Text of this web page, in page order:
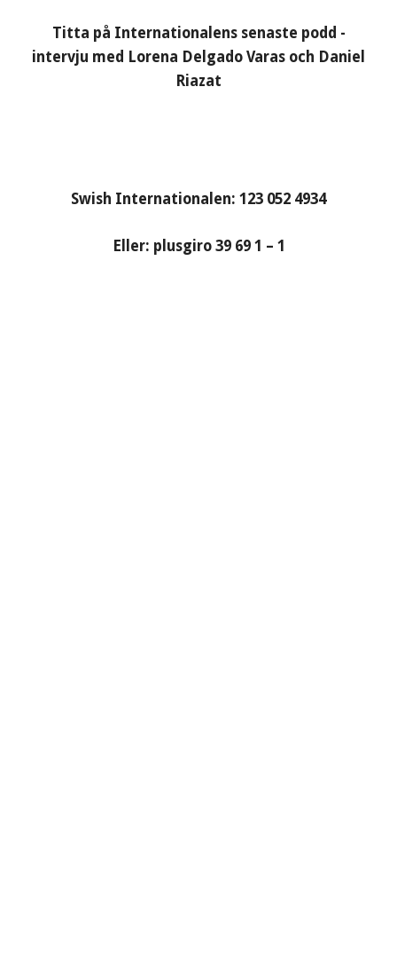
Titta på Internationalens senaste podd -
intervju med Lorena Delgado Varas och Daniel
Riazat
Swish Internationalen: 123 052 4934
Eller: plusgiro 39 69 1 – 1